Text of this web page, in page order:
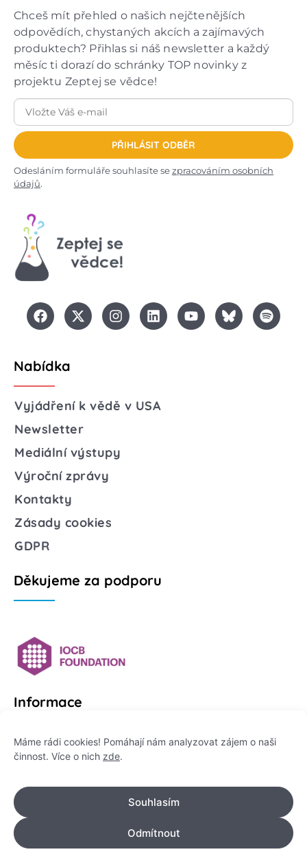
Máme rádi cookies! Pomáhají nám analyzovat zájem o naši
činnost. Více o nich zde.
Souhlasím
Odmítnout
Chceš mít přehled o našich nejčtenějších
odpovědích, chystaných akcích a zajímavých
produktech? Přihlas si náš newsletter a každý
měsíc ti dorazí do schránky TOP novinky z
projektu Zeptej se vědce!
PŘIHLÁSIT ODBĚR
Odesláním formuláře souhlasíte sezpracováním osobních
údajů.
Nabídka
Vyjádření k vědě v USA
Newsletter
Mediální výstupy
Výroční zprávy
Kontakty
Zásady cookies
GDPR
Děkujeme za podporu
Informace
Platformu Zeptej se vědce provozuje:
IČO: 178 47 389
Flemingovo náměstí 542/2,
Dejvice, 160 00 Praha 6
info@zeptejsevedce.cz